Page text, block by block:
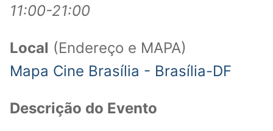
11:00-21:00
Local (Endereço e MAPA)
Mapa Cine Brasília - Brasília-DF
Descrição do Evento